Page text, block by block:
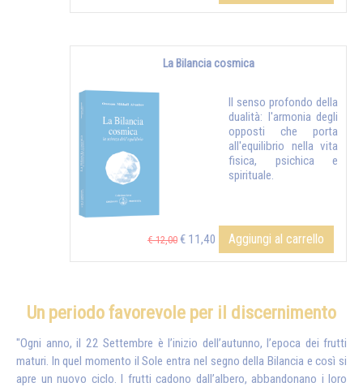
La Bilancia cosmica
Il senso profondo della
dualità: l'armonia degli
opposti che porta
all'equilibrio nella vita
fisica, psichica e
spirituale.
€ 12,00 € 11,40 Aggiungi al carrello
Un periodo favorevole per il discernimento
"Ogni anno, il 22 Settembre è l’inizio dell’autunno, l’epoca dei frutti
maturi. In quel momento il Sole entra nel segno della Bilancia e così si
apre un nuovo ciclo. I frutti cadono dall’albero, abbandonano i loro